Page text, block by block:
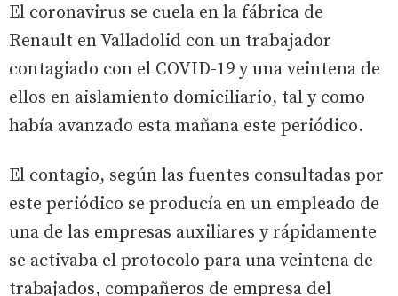
El coronavirus se cuela en la fábrica de
Renault en Valladolid con un trabajador
contagiado con el COVID-19 y una veintena de
ellos en aislamiento domiciliario, tal y como
había avanzado esta mañana este periódico.
El contagio, según las fuentes consultadas por
este periódico se producía en un empleado de
una de las empresas auxiliares y rápidamente
se activaba el protocolo para una veintena de
trabajados, compañeros de empresa del